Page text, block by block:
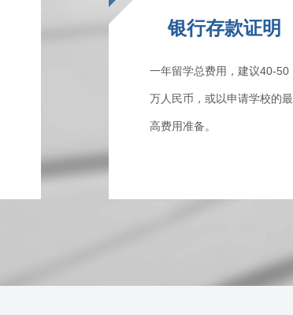
银行存款证明
一年留学总费用，建议40-50
万人民币，或以申请学校的最
高费用准备。